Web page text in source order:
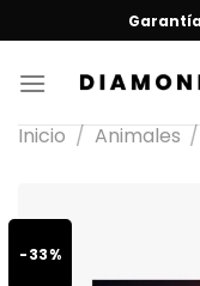
Inicio / Animales /
-33%